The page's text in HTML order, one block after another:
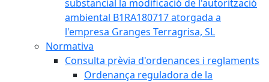
substancial la modificació de l'autorització
ambiental B1RA180717 atorgada a
l'empresa Granges Terragrisa, SL
Normativa
Consulta prèvia d'ordenances i reglaments
Ordenança reguladora de la